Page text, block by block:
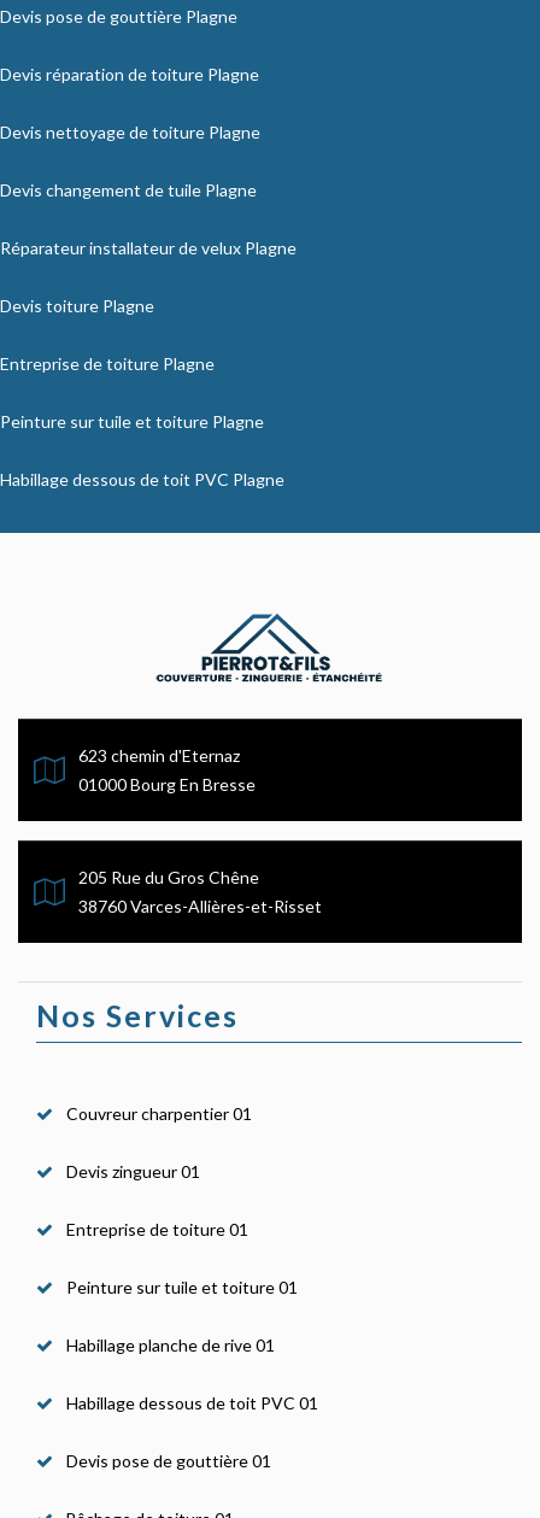
Devis pose de gouttière Plagne
Devis réparation de toiture Plagne
Devis nettoyage de toiture Plagne
Devis changement de tuile Plagne
Réparateur installateur de velux Plagne
Devis toiture Plagne
Entreprise de toiture Plagne
Peinture sur tuile et toiture Plagne
Habillage dessous de toit PVC Plagne
623 chemin d'Eternaz
01000 Bourg En Bresse
205 Rue du Gros Chêne
38760 Varces-Allières-et-Risset
Nos Services
Couvreur charpentier 01
Devis zingueur 01
Entreprise de toiture 01
Peinture sur tuile et toiture 01
Habillage planche de rive 01
Habillage dessous de toit PVC 01
Devis pose de gouttière 01